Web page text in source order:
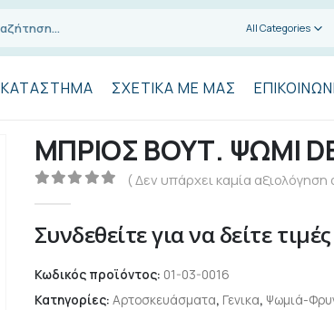
All Categories
ΚΑΤΆΣΤΗΜΑ ΣΧΕΤΙΚΆ ΜΕ ΜΑΣ
ΜΠΡΙΟΣ ΒΟΥΤ. ΨΩΜΙ
( Δεν υπάρχει καμία αξιολόγηση
Συνδεθείτε για να δείτε τιμές
Κωδικός προϊόντος: 01-03-0016
Κατηγορίες: Αρτοσκευάσματα, Γενικα, Ψωμιά-